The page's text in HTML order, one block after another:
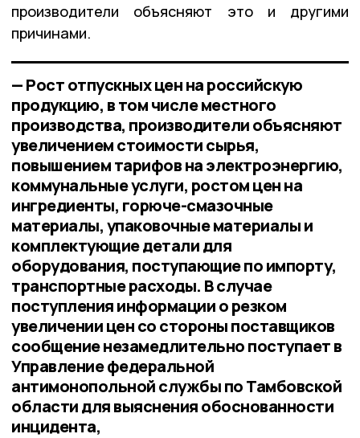
производители объясняют это и другими
причинами.
— Рост отпускных цен на российскую
продукцию, в том числе местного
производства, производители объясняют
увеличением стоимости сырья,
повышением тарифов на электроэнергию,
коммунальные услуги, ростом цен на
ингредиенты, горюче-смазочные
материалы, упаковочные материалы и
комплектующие детали для
оборудования, поступающие по импорту,
транспортные расходы. В случае
поступления информации о резком
увеличении цен со стороны поставщиков
сообщение незамедлительно поступает в
Управление федеральной
антимонопольной службы по Тамбовской
области для выяснения обоснованности
инцидента,